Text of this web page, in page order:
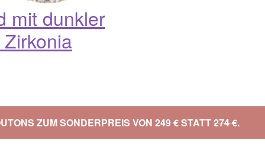
finden für Ostern 2020
finden für Ostern 2022
mit dunkler
ZUM SONDERPREIS VON 249 € STATT274 €.